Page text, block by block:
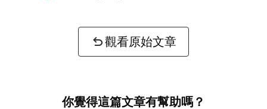
觀看原始文章
你覺得這篇文章有幫助嗎？